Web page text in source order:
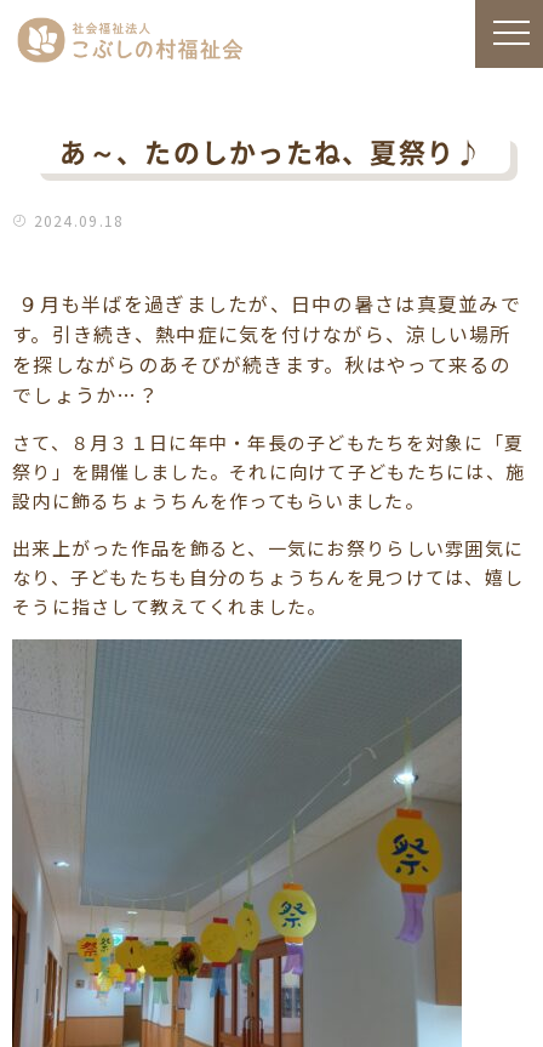
あ～、たのしかったね、夏祭り♪
2024.09.18
９月も半ばを過ぎましたが、日中の暑さは真夏並みで
す。引き続き、熱中症に気を付けながら、涼しい場所
を探しながらのあそびが続きます。秋はやって来るの
でしょうか…？
さて、８月３１日に年中・年長の子どもたちを対象に「夏
祭り」を開催しました。それに向けて子どもたちには、施
設内に飾るちょうちんを作ってもらいました。
出来上がった作品を飾ると、一気にお祭りらしい雰囲気に
なり、子どもたちも自分のちょうちんを見つけては、嬉し
そうに指さして教えてくれました。